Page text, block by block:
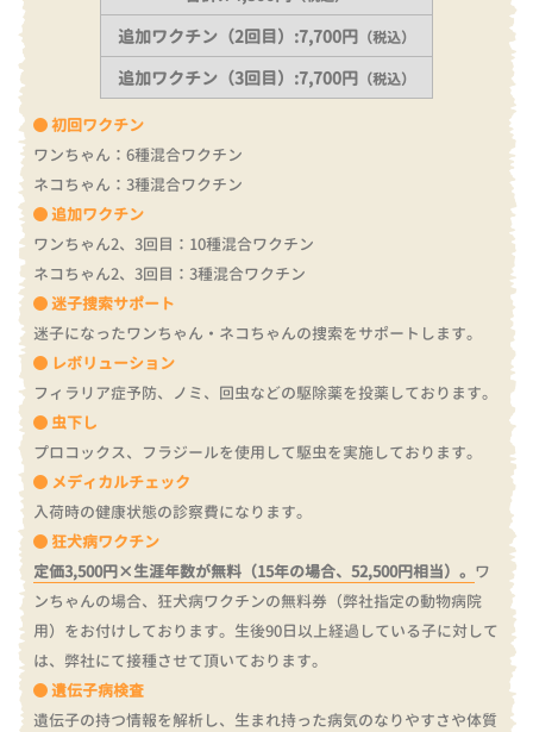
初回ワクチン
ワンちゃん：6種混合ワクチン
ネコちゃん：3種混合ワクチン
追加ワクチン
ワンちゃん2、3回目：10種混合ワクチン
ネコちゃん2、3回目：3種混合ワクチン
迷子捜索サポート
迷子になったワンちゃん・ネコちゃんの捜索をサポートします。
レボリューション
フィラリア症予防、ノミ、回虫などの駆除薬を投薬しております。
虫下し
プロコックス、フラジールを使用して駆虫を実施しております。
メディカルチェック
入荷時の健康状態の診察費になります。
狂犬病ワクチン
定価3,500円×生涯年数が無料（15年の場合、52,500円相当）。 ワ
ンちゃんの場合、狂犬病ワクチンの無料券（弊社指定の動物病院
用）をお付けしております。 生後90日以上経過している子に対して
は、弊社にて接種させて頂いております。
遺伝子病検査
遺伝子の持つ情報を解析し、生まれ持った病気のなりやすさや体質
追加ワクチン（2回目）:7,700円 （税込）
追加ワクチン（3回目）:7,700円 （税込）